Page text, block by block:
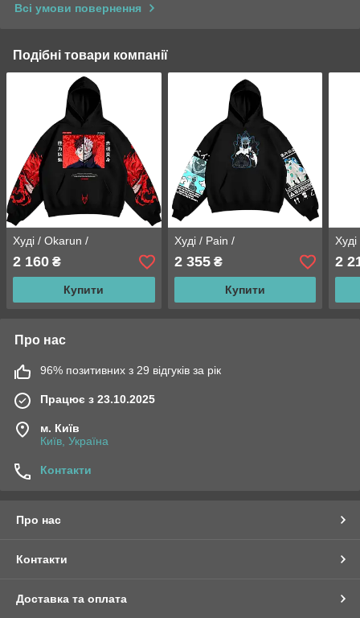
Всі умови повернення
Подібні товари компанії
Худі / Okarun /
2 160 ₴
Купити
Худі / Pain /
2 355₴
Купити
2
Про нас
96% позитивних з 29 відгуків за рік
Працює з 23.10.2025
м. Київ
Київ, Україна
Контакти
Про нас
Контакти
Доставка та оплата